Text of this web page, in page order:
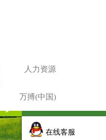
人力资源
万搏(中国)
在线客服